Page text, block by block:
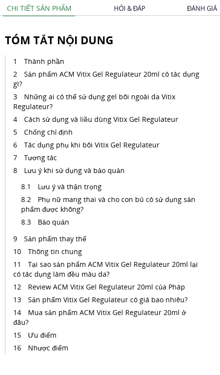
CHI TIẾT SẢN PHẨM HỎI & ĐÁP ĐÁNH GIÁ
TÓM TẮT NỘI DUNG
Thành phần
Sản phẩm ACM Vitix Gel Regulateur 20ml có tác dụng
gì?
Những ai có thể sử dụng gel bôi ngoài da Vitix
Regulateur?
Cách sử dụng và liều dùng Vitix Gel Regulateur
Chống chỉ định
Tác dụng phụ khi bôi Vitix Gel Regulateur
Tương tác
Lưu ý khi sử dụng và bảo quản
Lưu ý và thận trọng
Phụ nữ mang thai và cho con bú có sử dụng sản
phẩm được không?
Bảo quản
Sản phẩm thay thế
Thông tin chung
Tại sao sản phẩm ACM Vitix Gel Regulateur 20ml lại
có tác dụng làm đều màu da?
Review ACM Vitix Gel Regulateur 20ml của Pháp
Sản phẩm Vitix Gel Regulateur có giá bao nhiêu?
Mua sản phẩm ACM Vitix Gel Regulateur 20ml ở
đâu?
Ưu điểm
Nhược điểm